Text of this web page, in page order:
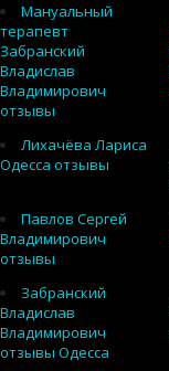
Мануальный
терапевт
Забранский
Владислав
Владимирович
отзывы
Лихачёва Лариса
Одесса отзывы
Павлов Сергей
Владимирович
отзывы
Забранский
Владислав
Владимирович
отзывы Одесса